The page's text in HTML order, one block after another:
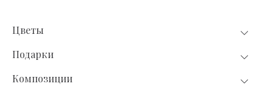
Цветы
Подарки
Композиции